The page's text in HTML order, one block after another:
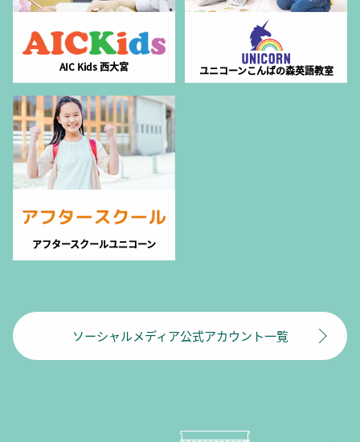
AIC Kids 西大宮 ユニコーンこんばの森英語教室
アフタースクールユニコーン
ソーシャルメディア公式アカウント一覧